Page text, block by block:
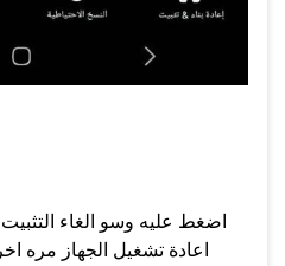
اضغط عليه وسو الغاء التثبيت
اعادة تشغيل الجهاز مره